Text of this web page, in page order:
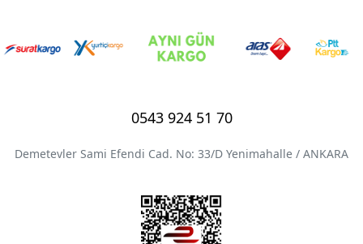
0543 924 51 70
Demetevler Sami Efendi Cad. No: 33/D Yenimahalle / ANKARA